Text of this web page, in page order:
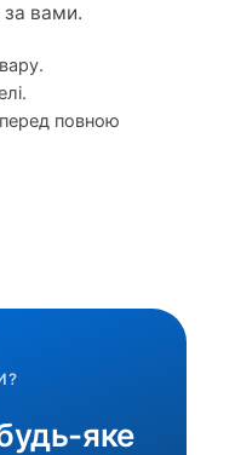
за вами.
повною
яке